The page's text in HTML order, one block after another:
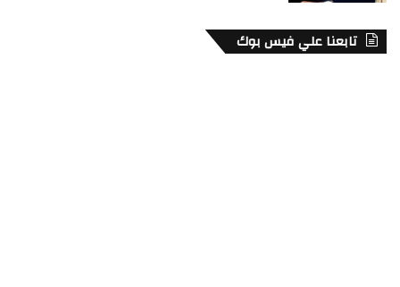
تابعنا علي فيس بوك